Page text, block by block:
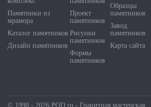
Памятники из
мрамора
Каталог памятников
Дизайн памятников
Проект
памятников
Рисунки
памятников
Формы
памятников
Образцы
памятников
Завод
памятников
Карта сайта
© 1990 - 2026 PQD.ru - Гранитная мастерская.